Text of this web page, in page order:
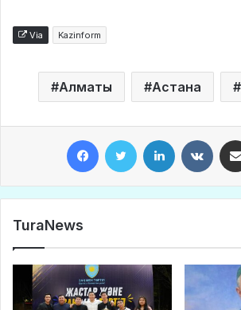
Via Kazinform
Алматы Астана
TuraNews